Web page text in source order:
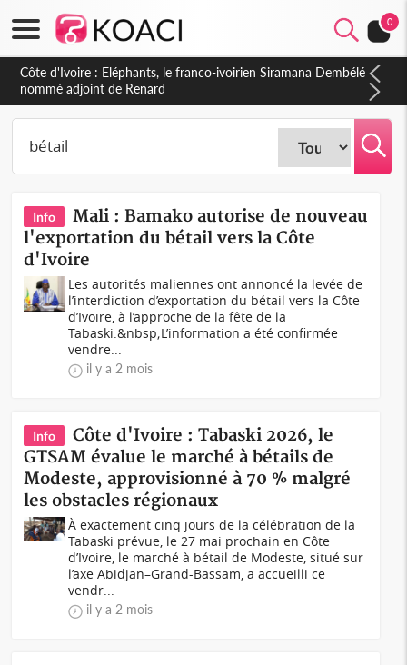
0
Cameroun : 5 combattants séparatistes neutralisés, le Mindef
dément les rumeurs d'exactions des civils
Info
Mali : Bamako autorise de nouveau
l'exportation du bétail vers la Côte
d'Ivoire
Les autorités maliennes ont annoncé la levée de
l’interdiction d’exportation du bétail vers la Côte
d’Ivoire, à l’approche de la fête de la
Tabaski.&nbsp;L’information a été confirmée
vendre...
il y a 2 mois
Info
Côte d'Ivoire : Tabaski 2026, le
GTSAM évalue le marché à bétails de
Modeste, approvisionné à 70 % malgré
les obstacles régionaux
À exactement cinq jours de la célébration de la
Tabaski prévue, le 27 mai prochain en Côte
d’Ivoire, le marché à bétail de Modeste, situé sur
l’axe Abidjan–Grand-Bassam, a accueilli ce
vendr...
il y a 2 mois